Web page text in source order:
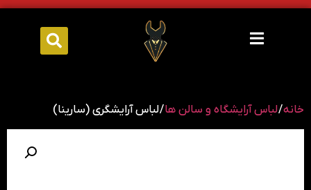
خانه/لباس آرایشگاه و سالن ها/ لباس آرایشگری (سارینا)